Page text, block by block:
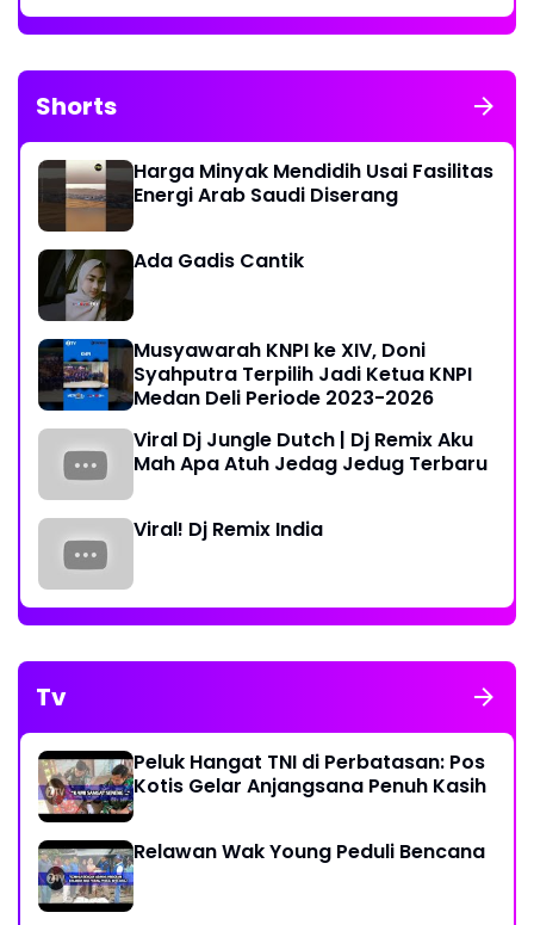
Shorts
Harga Minyak Mendidih Usai Fasilitas
Energi Arab Saudi Diserang
Ada Gadis Cantik
Musyawarah KNPI ke XIV, Doni
Syahputra Terpilih Jadi Ketua KNPI
Medan Deli Periode 2023-2026
Viral Dj Jungle Dutch | Dj Remix Aku
Mah Apa Atuh Jedag Jedug Terbaru
Viral! Dj Remix India
Tv
Peluk Hangat TNI di Perbatasan: Pos
Kotis Gelar Anjangsana Penuh Kasih
Relawan Wak Young Peduli Bencana